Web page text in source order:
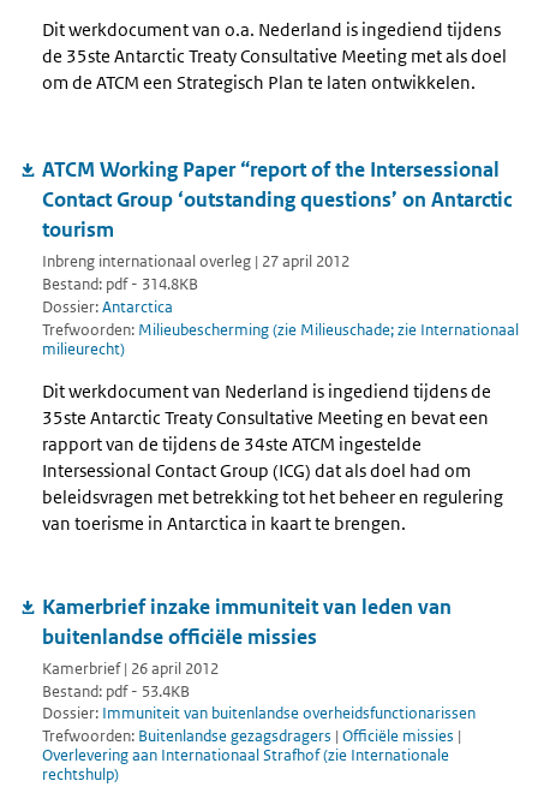
Dit werkdocument van o.a. Nederland is ingediend tijdens
de 35ste Antarctic Treaty Consultative Meeting met als doel
om de ATCM een Strategisch Plan te laten ontwikkelen.
ATCM Working Paper “report of the Intersessional
Contact Group ‘outstanding questions’ on Antarctic
tourism
Inbreng internationaal overleg | 27 april 2012
Bestand: pdf - 314.8KB
Dossier:Antarctica
Trefwoorden: Milieubescherming (zie Milieuschade; zie Internationaal
milieurecht)
Dit werkdocument van Nederland is ingediend tijdens de
35ste Antarctic Treaty Consultative Meeting en bevat een
rapport van de tijdens de 34ste ATCM ingestelde
Intersessional Contact Group (ICG) dat als doel had om
beleidsvragen met betrekking tot het beheer en regulering
van toerisme in Antarctica in kaart te brengen.
Kamerbrief inzake immuniteit van leden van
buitenlandse officiële missies
Kamerbrief | 26 april 2012
Bestand: pdf - 53.4KB
Dossier: Immuniteit van buitenlandse overheidsfunctionarissen
Trefwoorden: Buitenlandse gezagsdragers | Officiële missies |
Overlevering aan Internationaal Strafhof (zie Internationale
rechtshulp)